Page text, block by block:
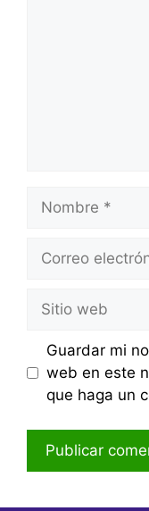
Nombre
Correo
Sitio
web
Guardar mi
web en este
que haga un